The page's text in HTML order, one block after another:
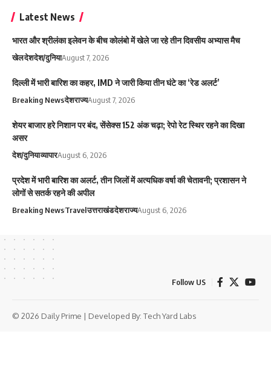
Latest News
भारत और श्रीलंका इलेवन के बीच कोलंबो में खेले जा रहे तीन दिवसीय अभ्यास मैच
खेलदेशदेश/दुनियाAugust 7, 2026
दिल्ली में भारी बारिश का कहर, IMD ने जारी किया तीन घंटे का ‘रेड अलर्ट’
Breaking Newsदेशराज्यAugust 7, 2026
शेयर बाजार हरे निशान पर बंद, सेंसेक्स 152 अंक चढ़ा; रेपो रेट स्थिर रहने का दिखा
असर
देश/दुनियाव्यापारAugust 6, 2026
प्रदेश में भारी बारिश का अलर्ट, तीन जिलों में अत्यधिक वर्षा की चेतावनी; प्रशासन ने
लोगों से सतर्क रहने की अपील
Breaking NewsTravelउत्तराखंडदेशराज्यAugust 6, 2026
Follow US
© 2026 Daily Prime | Developed By: Tech Yard Labs